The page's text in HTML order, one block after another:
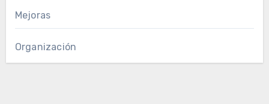
Mejoras
Organización